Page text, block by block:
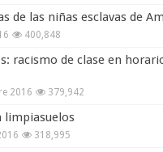
de las niñas esclavas de
400,848
racismo de clase en
2016 379,942
limpiasuelos
318,995